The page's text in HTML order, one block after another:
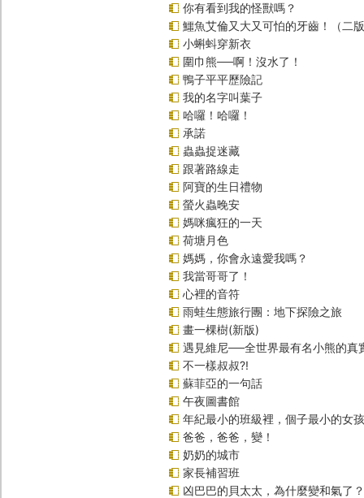
你有看到我的怪獸嗎？
鱷魚艾倫又大又可怕的牙齒！（二
小蝌蚪穿新衣
圍巾熊──啊！沒水了！
鴨子平平歷險記
我的名字叫葉子
哈囉！哈囉！
承諾
蟲蟲捉迷藏
跟著路線走
阿寶的生日禮物
螢火蟲晚安
媽咪瘋狂的一天
荷塘月色
媽媽，你會永遠愛我嗎？
我當哥哥了！
心裡的音符
雨蛙生態旅行團：地下探險之旅
畫一棵樹(新版)
遇見維尼──全世界最有名小熊的真
不一樣叔叔?!
蘇菲亞的一句話
午夜圖書館
年紀最小的班級裡，個子最小的女
爸爸，爸爸，變！
奶奶的城市
家長補習班
凶巴巴的貝太太，為什麼變和氣了？